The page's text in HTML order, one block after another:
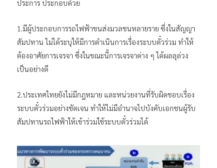
ประการ ประกอบด้วย
1.มีผู้ประกอบการรถไฟฟ้าขนส่งมวลชนหลายราย ซึ่งในสัญญา
สัมปทาน ไม่ได้ระบุให้มีการดำเนินการเรื่องระบบตั๋วร่วม ทำให้
ต้องอาศัยการเจรจา ซึ่งในขณะนี้การเจรจาต่าง ๆ ได้ผลลุล่วง
เป็นอย่างดี
2.ประเทศไทยยังไม่มีกฎหมาย และหน่วยงานที่รับผิดชอบเรื่อง
ระบบตั๋วร่วมอย่างชัดเจน ทำให้ไม่มีอำนาจไปบังคับเอกชนผู้รับ
สัมปทานรถไฟฟ้าให้เข้าร่วมใช้ระบบตั๋วร่วมได้